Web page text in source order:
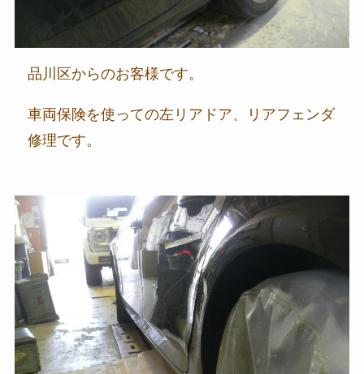
品川区からのお客様です。
車両保険を使っての左リアドア、リアフェンダ
修理です。